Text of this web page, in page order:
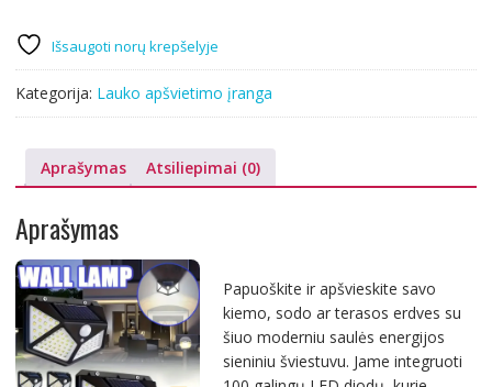
Išsaugoti norų krepšelyje
Kategorija: Lauko apšvietimo įranga
Aprašymas Atsiliepimai (0)
Aprašymas
Papuoškite ir apšvieskite savo
kiemo, sodo ar terasos erdves su
šiuo moderniu saulės energijos
sieniniu šviestuvu. Jame integruoti